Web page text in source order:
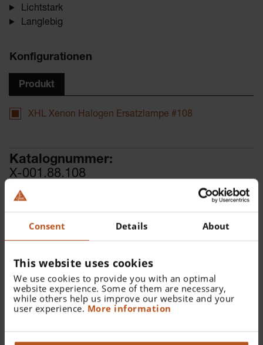
Consent Details About
This website uses cookies
We use cookies to provide you with an optimal
website experience. Some of them are necessary,
while others help us improve our website and your
user experience. More information
Lichtstark
Langlebig
Konfigurationen
Produkt
XHL Xenon Halogen Ersatzlampe #108
Katalognummer:
X-001.88.108
Finden Sie einen Fachhändler
Details
Cliplampe.